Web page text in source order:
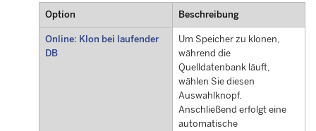
Option Beschreibung
Online: Klon bei laufender
DB
Um Speicher zu klonen,
während die
Quelldatenbank läuft,
wählen Sie diesen
Auswahlknopf.
Anschließend erfolgt eine
automatische